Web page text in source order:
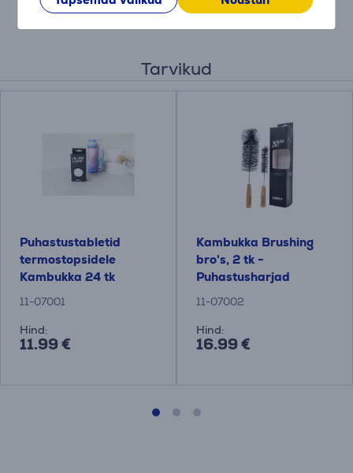
Tarvikud
Puhastustabletid
termostopsidele
Kambukka 24 tk
11-07001
Hind:
11.99 €
Kambukka Brushing
bro's, 2 tk -
Puhastusharjad
11-07002
Hind:
16.99 €